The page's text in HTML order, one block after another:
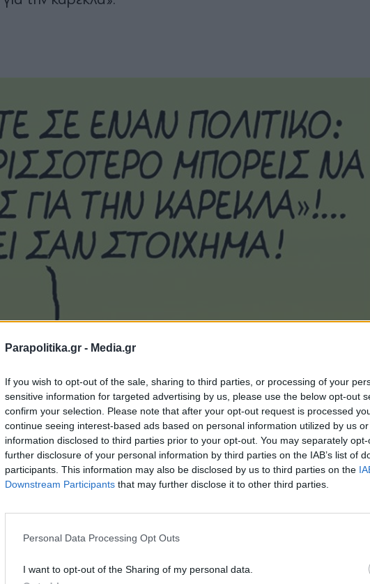
Parapolitika.gr - Media.gr
If you wish to opt-out of the sale, sharing to third parties, or processing of your
sensitive information for targeted advertising by us, please use the below opt-out
confirm your selection. Please note that after your opt-out request is processed
continue seeing interest-based ads based on personal information utilized by us
information disclosed to third parties prior to your opt-out. You may separately
further disclosure of your personal information by third parties on the IAB’s list of
participants. This information may also be disclosed by us to third parties on the
Downstream Participants that may further disclose it to other third parties.
Personal Data Processing Opt Outs
I want to opt-out of the Sharing of my personal data.
newsletter